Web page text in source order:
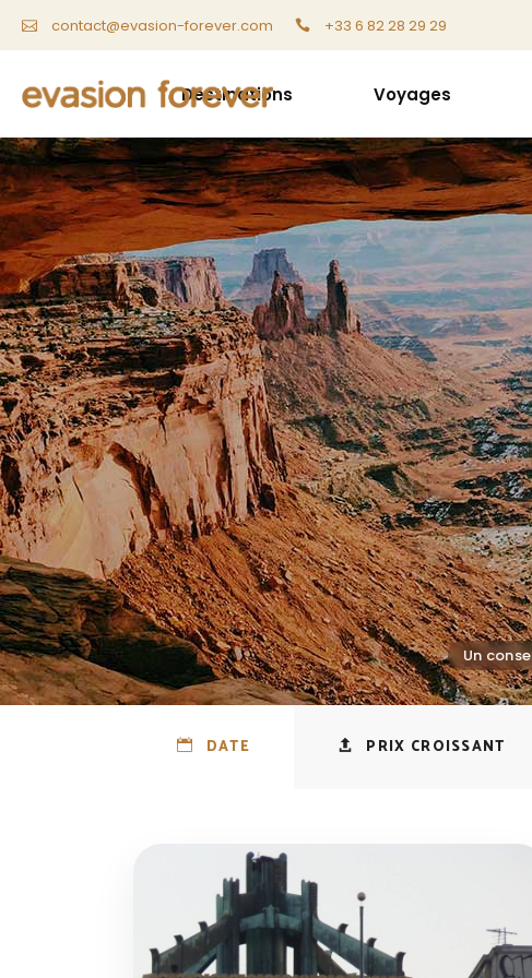
contact@evasion-forever.com +33 6 82 28 29 29
Destinations Voyages
DATE PRIX CROISSANT